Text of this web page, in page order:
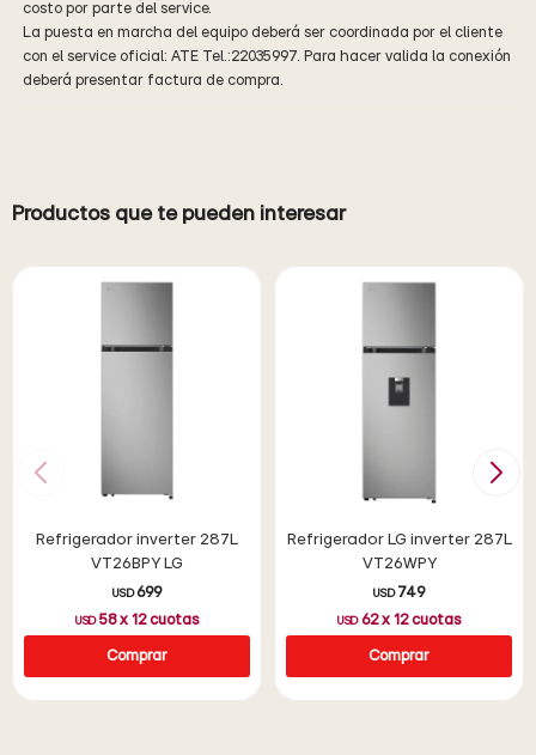
costo por parte del service.
La puesta en marcha del equipo deberá ser coordinada por el cliente
con el service oficial: ATE Tel.:22035997. Para hacer valida la conexión
deberá presentar factura de compra.
Productos que te pueden interesar
Refrigerador inverter 287L
VT26BPY LG
USD 699
USD 58x 12cuotas
Refrigerador LG inverter 287L
VT26WPY
USD 749
USD 62x 12cuotas